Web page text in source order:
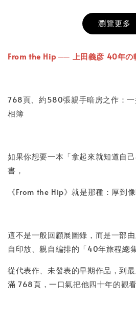
NT$ 50
- +
瀏覽更多
From the Hip ── 上田義彦 40年の
768頁、約580張親手暗房之作：一
相簿
如果你想要一本「拿起來就知道自
書，
《From the Hip》就是那種：厚到像
這不是一般回顧展圖錄，而是一部
自印放、親自編排的「40年旅程總
從代表作、未發表的早期作品，到
滿 768頁，一口氣把他四十年的觀看